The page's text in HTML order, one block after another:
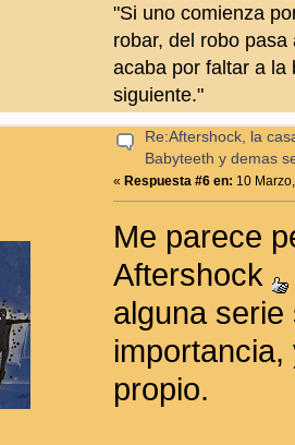
"Si uno comienza
robar, del robo
acaba por faltar a la
siguiente."
Re:Aftershock, la
Babyteeth y demas
«Respuesta #6 en: 10
Me parece
Aftershock
alguna
propio.